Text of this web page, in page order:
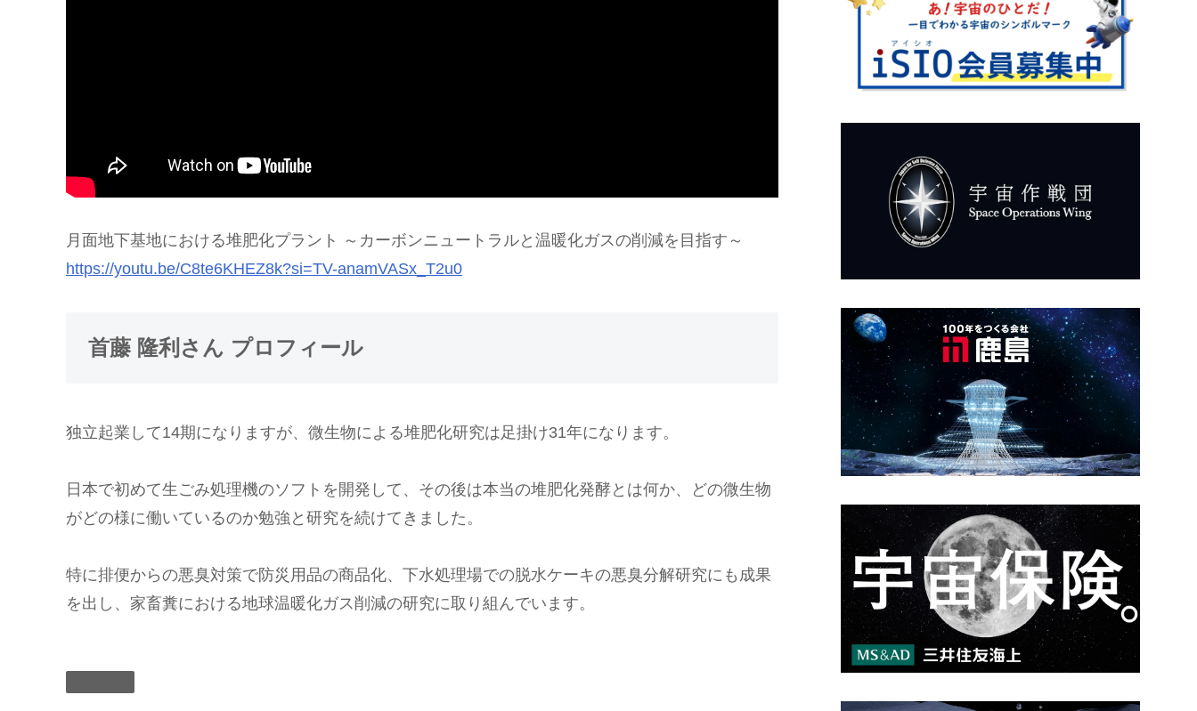
月面地下基地における堆肥化プラント ～カーボンニュートラルと温暖化ガスの削減を目指す～
https://youtu.be/C8te6KHEZ8k?si=TV-anamVASx_T2u0
首藤 隆利さん プロフィール
独立起業して14期になりますが、微生物による堆肥化研究は足掛け31年になります。
日本で初めて生ごみ処理機のソフトを開発して、その後は本当の堆肥化発酵とは何か、どの微生物
がどの様に働いているのか勉強と研究を続けてきました。
特に排便からの悪臭対策で防災用品の商品化、下水処理場での脱水ケーキの悪臭分解研究にも成果
を出し、家畜糞における地球温暖化ガス削減の研究に取り組んでいます。